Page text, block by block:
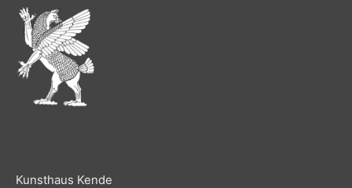
Kunsthaus Kende